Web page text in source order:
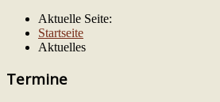
Aktuelle Seite:
Startseite
Aktuelles
Termine